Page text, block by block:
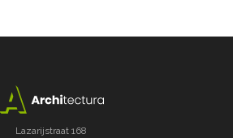
Lazarijstraat 168